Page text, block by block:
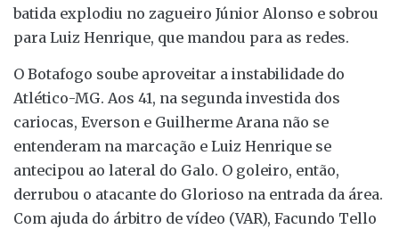
batida explodiu no zagueiro Júnior Alonso e sobrou
para Luiz Henrique, que mandou para as redes.
O Botafogo soube aproveitar a instabilidade do
Atlético-MG. Aos 41, na segunda investida dos
cariocas, Everson e Guilherme Arana não se
entenderam na marcação e Luiz Henrique se
antecipou ao lateral do Galo. O goleiro, então,
derrubou o atacante do Glorioso na entrada da área.
Com ajuda do árbitro de vídeo (VAR), Facundo Tello